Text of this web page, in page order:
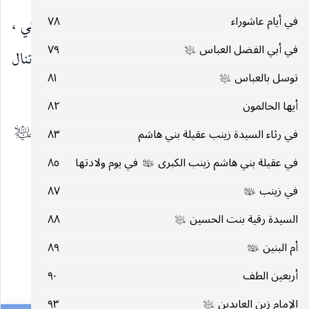
في أيام عاشوراء
٧٨
في أبي الفضل العباس عليه‌السلام
٧٩
توسل بالعباس عليه‌السلام
٨١
أيها الحالمون
٨٢
في رثاء السيدة زينب عقيلة بني هاشم
٨٣
في عقيلة بني هاشم زينب الكبرى عليها‌السلام في يوم ولادتها
٨٥
في زينب عليها‌السلام
٨٧
السيدة رقية بنت الحسين عليه‌السلام
٨٨
أم البنين عليها‌السلام
٨٩
أربعين الطف
٩٠
الإمام زين العابدين عليه‌السلام ٩٣
حين وفاة الإمام ففتح عينيه وقال : اجمعوا لي أهل بيتي ،
وعندما اجتمعوا بين يديه قال
: « إنّ شفاعتنا لا تنال
مستخفّاً بصلاته »
ومن أهمّ الإنجازات التي حقّقها الإمام الصادق
عليه‌السلام
هو أنه وضع أساس التأليف في
__________________
(١) بحار الأنوار ٧٩ : ٢٢٧.